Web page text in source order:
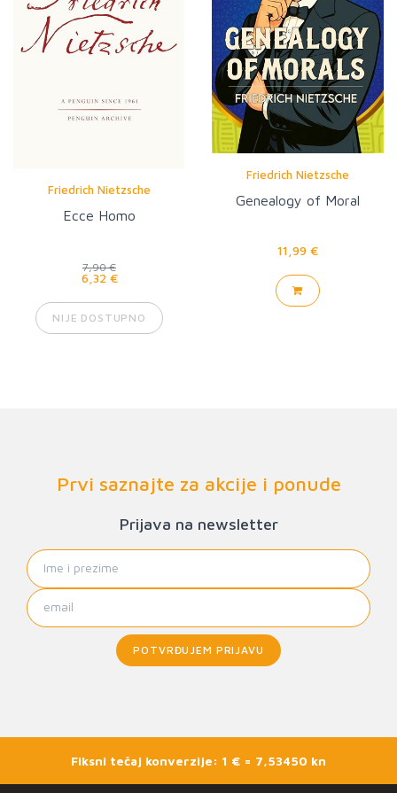
Friedrich Nietzsche
Ecce Homo
7,90 €
6,32 €
NIJE DOSTUPNO
Friedrich Nietzsche
Genealogy of Moral
11,99 €
Prvi saznajte za akcije i ponude
Prijava na newsletter
POTVRĐUJEM PRIJAVU
Fiksni tečaj konverzije: 1 € = 7,53450 kn